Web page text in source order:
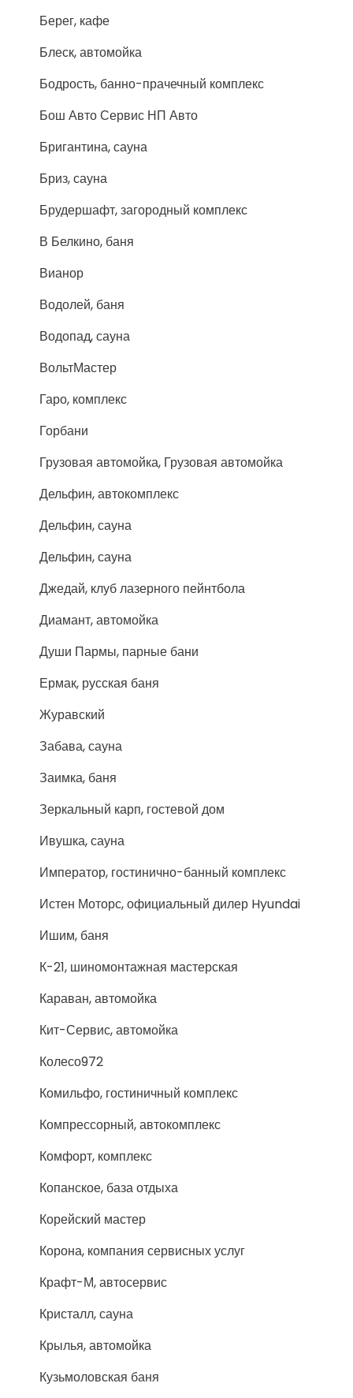
Берег, кафе
Блеск, автомойка
Бодрость, банно-прачечный комплекс
Бош Авто Сервис НП Авто
Бригантина, сауна
Бриз, сауна
Брудершафт, загородный комплекс
В Белкино, баня
Вианор
Водолей, баня
Водопад, сауна
ВольтМастер
Гаро, комплекс
Горбани
Грузовая автомойка, Грузовая автомойка
Дельфин, автокомплекс
Дельфин, сауна
Дельфин, сауна
Джедай, клуб лазерного пейнтбола
Диамант, автомойка
Души Пармы, парные бани
Ермак, русская баня
Журавский
Забава, сауна
Заимка, баня
Зеркальный карп, гостевой дом
Ивушка, сауна
Император, гостинично-банный комплекс
Истен Моторс, официальный дилер Hyundai
Ишим, баня
К-21, шиномонтажная мастерская
Караван, автомойка
Кит-Сервис, автомойка
Колесо972
Комильфо, гостиничный комплекс
Компрессорный, автокомплекс
Комфорт, комплекс
Копанское, база отдыха
Корейский мастер
Корона, компания сервисных услуг
Крафт-М, автосервис
Кристалл, сауна
Крылья, автомойка
Кузьмоловская баня